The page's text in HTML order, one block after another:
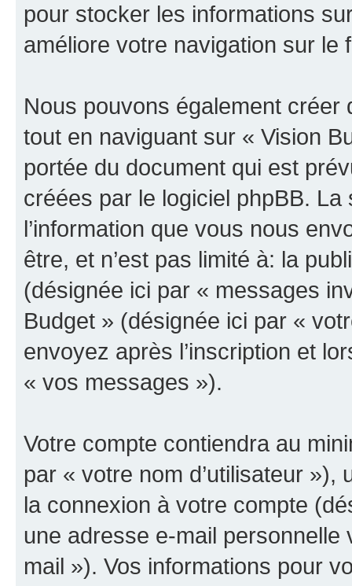
pour stocker les informations
améliore votre navigation sur le
Nous pouvons également
tout en naviguant sur « Vision
portée du document qui est
créées par le logiciel phpBB.
l’information que vous nous
être, et n’est pas limité à: la
(désignée ici par « messages
Budget » (désignée ici par «
envoyez après l’inscription et
« vos messages »).
Votre compte contiendra au
par « votre nom d’utilisateur
la connexion à votre compte
une adresse e-mail
mail »). Vos informations pour